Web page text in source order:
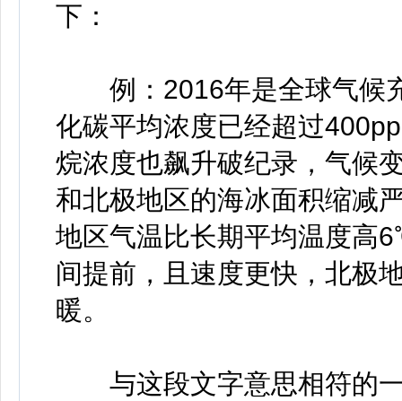
下：
例：2016年是全球气候
化碳平均浓度已经超过
烷浓度也飙升破纪录，气候
和北极地区的海冰面积缩减
地区气温比长期平均温度
间提前，且速度更快，北极
暖。
与这段文字意思相符的一